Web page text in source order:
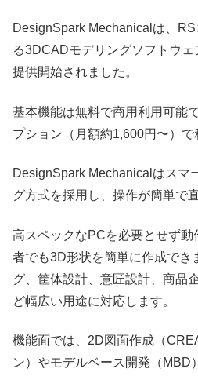
DesignSpark Mechanicalは、
る3DCADモデリングソフトウ
提供開始されました。
基本機能は無料で商用利用可能
プション（月額約1,600円〜）で
DesignSpark Mechanicalはスマ
グ方式を採用し、操作が簡単で
高スペックなPCを必要とせず
者でも3D形状を簡単に作成でき
グ、筐体設計、意匠設計、商品
ど幅広い用途に対応します。
機能面では、2D図面作成（
ン）やモデルベース開発（MBD